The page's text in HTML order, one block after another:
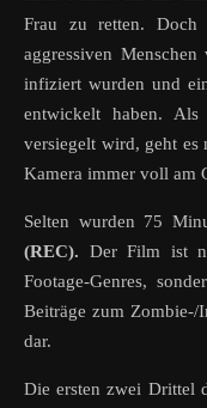
Frau zu retten. Doch
aggressiven
infiziert wurden und
entwickelt haben.
versiegelt wird, geht es
Kamera immer voll am
Selten wurden 75
(REC). Der Film ist
Footage-Genres,
Beiträge zum Zombie-/
dar.
Die ersten zwei Drittel